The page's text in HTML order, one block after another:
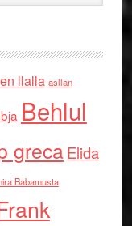
llalla asllan
Behlul
grecaElida
Babamusta